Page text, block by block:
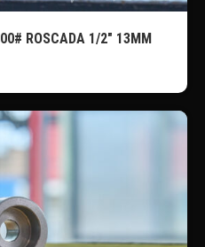
ROSCADA 1/2″ 13MM